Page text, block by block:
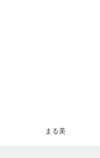
まる美